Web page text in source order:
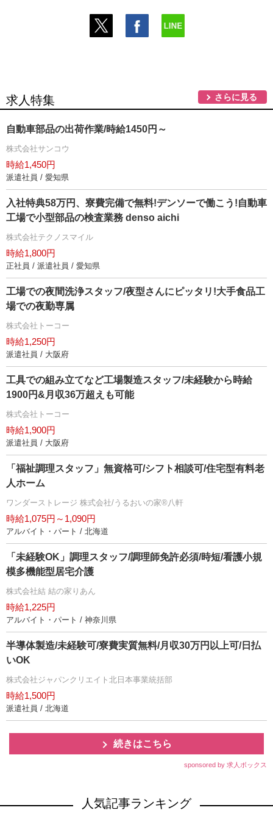
求人特集 さらに見る
自動車部品の出荷作業/時給1450円～
株式会社サンコウ
時給1,450円
派遣社員 / 愛知県
入社特典58万円、寮費完備で無料!デンソーで働こう!自動車
工場で小型部品の検査業務 denso aichi
株式会社テクノスマイル
時給1,800円
正社員 / 派遣社員 / 愛知県
工場での夜間洗浄スタッフ/夜型さんにピッタリ!大手食品工
場での夜勤専属
株式会社トーコー
時給1,250円
派遣社員 / 大阪府
工具での組み立てなど工場製造スタッフ/未経験から時給
1900円&月収36万超えも可能
株式会社トーコー
時給1,900円
派遣社員 / 大阪府
「福祉調理スタッフ」無資格可/シフト相談可/住宅型有料老
人ホーム
ワンダーストレージ 株式会社/うるおいの家®八軒
時給1,075円～1,090円
アルバイト・パート / 北海道
「未経験OK」調理スタッフ/調理師免許必須/時短/看護小規
模多機能型居宅介護
株式会社結 結の家りあん
時給1,225円
アルバイト・パート / 神奈川県
半導体製造/未経験可/寮費実質無料/月収30万円以上可/日払
いOK
株式会社ジャパンクリエイト北日本事業統括部
時給1,500円
派遣社員 / 北海道
続きはこちら
sponsored by 求人ボックス
人気記事ランキング